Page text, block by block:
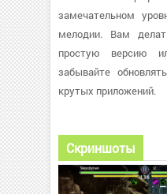
замечательном
мелодии. Вам
простую версию
забывайте
крутых приложений.
Скриншоты